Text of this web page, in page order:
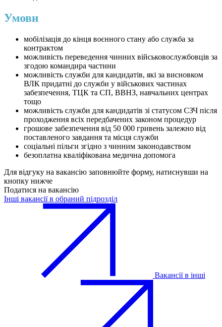
Умови
мобілізація до кінця воєнного стану або служба за
контрактом
можливість переведення чинних військовослужбовців за
згодою командира частини
можливість служби для кандидатів, які за висновком
ВЛК придатні до служби у військових частинах
забезпечення, ТЦК та СП, ВВНЗ, навчальних центрах
тощо
можливість служби для кандидатів зі статусом СЗЧ після
проходження всіх передбачених законом процедур
грошове забезпечення від 50 000 гривень залежно від
поставленого завдання та місця служби
соціальні пільги згідно з чинним законодавством
безоплатна кваліфікована медична допомога
Для відгуку на вакансію заповнюйте форму, натиснувши на
кнопку нижче
Податися на вакансію
Інші вакансії в обраний підрозділ
Вакансії в інші